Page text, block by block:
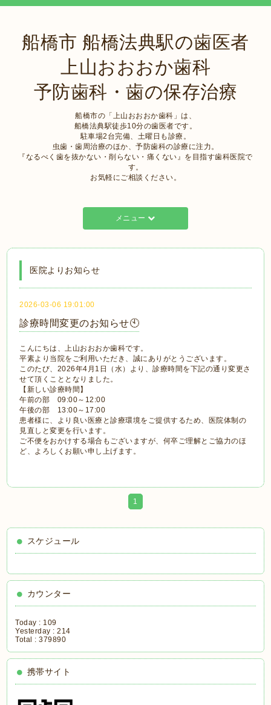
船橋市 船橋法典駅の歯医者
上山おおおか歯科
予防歯科・歯の保存治療
船橋市の「上山おおおか歯科」は、
船橋法典駅徒歩10分の歯医者です。
駐車場2台完備、土曜日も診療。
虫歯・歯周治療のほか、予防歯科の診療に注力。
『なるべく歯を抜かない・削らない・痛くない』を目指す歯科医院で
す。
お気軽にご相談ください。
メニュー
医院よりお知らせ
2026-03-06 19:01:00
診療時間変更のお知らせ🕙
こんにちは、上山おおおか歯科です。
平素より当院をご利用いただき、誠にありがとうございます。
このたび、2026年4月1日（水）より、診療時間を下記の通り変更さ
せて頂くこととなりました。
【新しい診療時間】
午前の部 09:00～12:00
午後の部 13:00～17:00
患者様に、より良い医療と診療環境をご提供するため、医院体制の
見直しと変更を行います。
ご不便をおかけする場合もございますが、何卒ご理解とご協力のほ
ど、よろしくお願い申し上げます。
1
スケジュール
カウンター
Today : 109
Yesterday :214
Total :379890
携帯サイト